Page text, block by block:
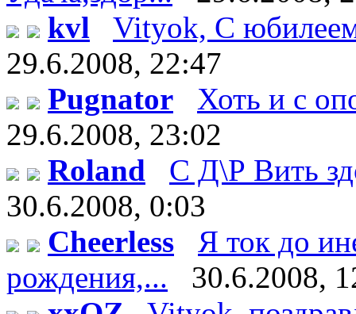
kvl
Vityok, С
29.6.2008, 22:47
Pugnator
Хоть и с
29.6.2008, 23:02
Roland
С Д\Р Вить
30.6.2008, 0:03
Cheerless
Я ток до
рождения,...
30.6.2008,